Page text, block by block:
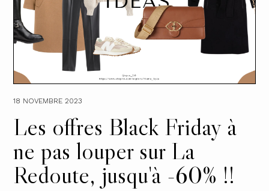
18 NOVEMBRE 2023
Les offres Black Friday à
ne pas louper sur La
Redoute, jusqu'à -60% !!